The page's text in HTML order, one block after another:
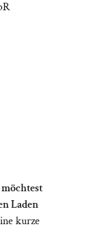
Laden
kurze